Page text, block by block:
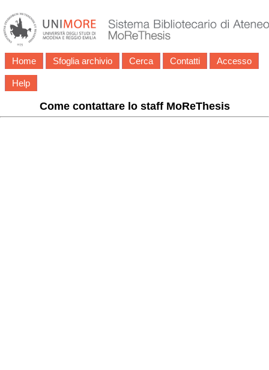
Home Sfoglia archivio Cerca Contatti Accesso
Help
Come contattare lo staff MoReThesis